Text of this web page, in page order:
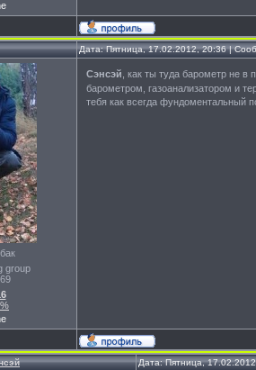
Дата: Пятница, 17.02.2012, 20:36 |
group
Сэнсэй , как ты туда барометр не в
барометром, газоанализатором и
тебя как всегда фундоментальный
Дата: Пятница,